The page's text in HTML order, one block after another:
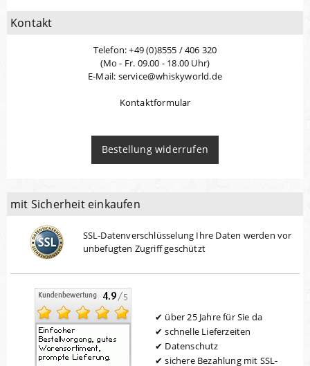
Kontakt
Telefon: +49 (0)8555 / 406 320
(Mo - Fr. 09.00 - 18.00 Uhr)
E-Mail: service@whiskyworld.de
Kontaktformular
Bestellung widerrufen
mit Sicherheit einkaufen
SSL-Datenverschlüsselung Ihre Daten werden vor
unbefugten Zugriff geschützt
über 25 Jahre für Sie da
schnelle Lieferzeiten
Datenschutz
sichere Bezahlung mit SSL-